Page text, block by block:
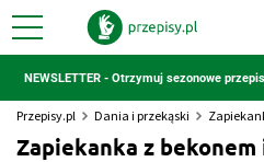
NEWSLETTER - Otrzymuj sezonowe
Przepisy.pl Dania i przekąski
Zapiekanka z